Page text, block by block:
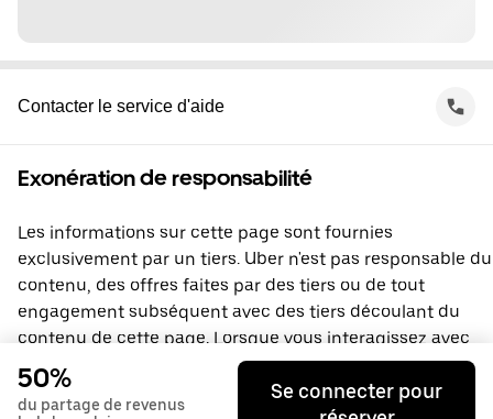
Contacter le service d'aide
Exonération de responsabilité
Les informations sur cette page sont fournies
exclusivement par un tiers. Uber n'est pas responsable du
contenu, des offres faites par des tiers ou de tout
engagement subséquent avec des tiers découlant du
contenu de cette page. Lorsque vous interagissez avec
un tiers, vous concluez une entente directement avec lui,
à laquelle Uber ne prend pas part. Si vous avez des
50%
du partage de revenus
Se connecter pour